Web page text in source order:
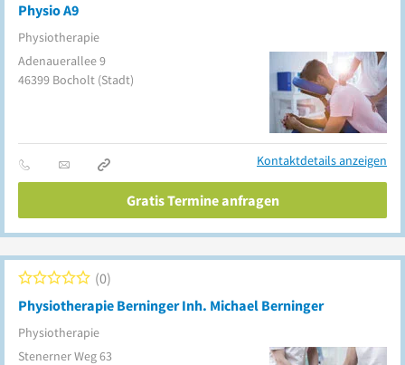
Physio A9
Physiotherapie
Adenauerallee 9
46399 Bocholt (Stadt)
Kontaktdetails anzeigen
Gratis Termine anfragen
Physiotherapie Berninger Inh. Michael Berninger
Physiotherapie
0
Stenerner Weg 63